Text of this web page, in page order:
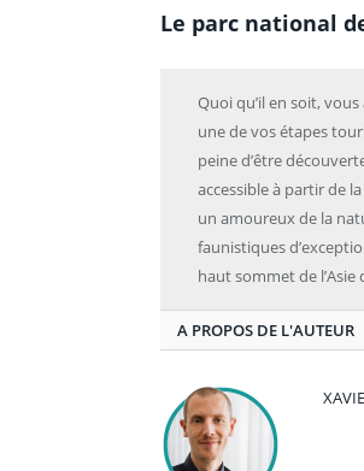
Le parc national
Quoi qu’il en soit,
une de vos étapes
peine d’être
accessible à partir de
un amoureux de la
faunistiques
haut sommet de l’Asie
A PROPOS DE L'AUTEUR